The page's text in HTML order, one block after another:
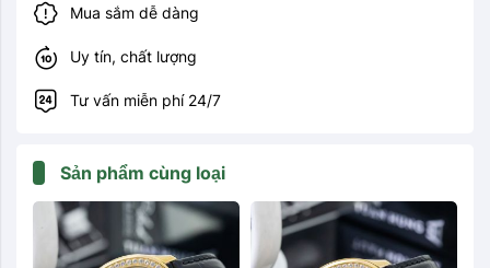
Mua sắm dễ dàng
Uy tín, chất lượng
Tư vấn miễn phí 24/7
Sản phẩm cùng loại